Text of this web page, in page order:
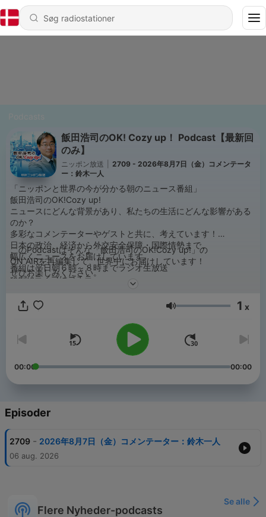
飯田浩司のOK! Cozy up！ Podcast【最新回
のみ】
ニッポン放送
2709 - 2026年8月7日（金）コメンテータ
ー：鈴木一人
「ニッポンと世界の今が分かる朝のニュース番組」
飯田浩司のOK!Cozy up!
ニュースにどんな背景があり、私たちの生活にどんな影響がある
のか？
多彩なコメンテーターやゲストと共に、考えています！
日本の政治、経済から外交安全保障・国際情勢まで、
幅広くニュースをお届けしています。
番組は平日朝６時～８時までラジオ生放送
radikoライブはコチラ
このPodcastはそんな「飯田浩司のOK!Cozy up!」の
ON AIRを再編集して、世界中にお届けしています！
ぜひお楽しみください。
Lydstyrke 1 x
00:00 00:00
Episoder
2709 - 2026年8月7日（金）コメンテーター：鈴木一人
06 aug. 2026
Flere Nyheder-podcasts
Se alle